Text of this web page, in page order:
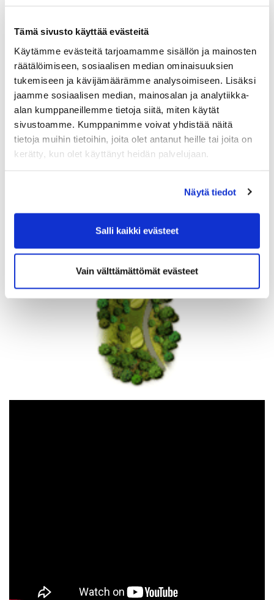
Tämä sivusto käyttää evästeitä
Käytämme evästeitä tarjoamamme sisällön ja mainosten
räätälöimiseen, sosiaalisen median ominaisuuksien
tukemiseen ja kävijämäärämme analysoimiseen. Lisäksi
jaamme sosiaalisen median, mainosalan ja analytiikka-
alan kumppaneillemme tietoja siitä, miten käytät
sivustoamme. Kumppanimme voivat yhdistää näitä
tietoja muihin tietoihin, joita olet antanut heille tai joita on
kerätty, kun olet käyttänyt heidän palvelujaan.
Näytä tiedot
Salli kaikki evästeet
Vain välttämättömät evästeet